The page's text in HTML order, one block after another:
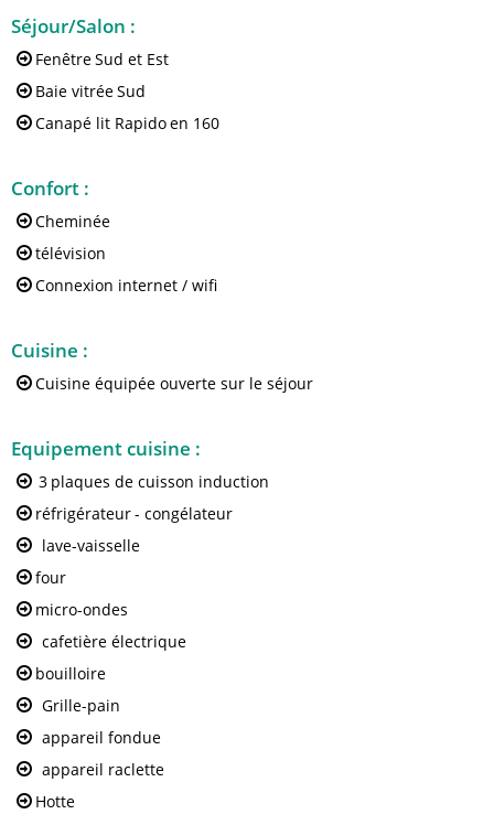
Séjour/Salon :
FenêtreSud et Est
Baie vitréeSud
Canapé lit Rapidoen 160
Confort :
Cheminée
télévision
Connexion internet / wifi
Cuisine :
Cuisine équipée ouverte sur le séjour
Equipement cuisine :
3 plaques de cuisson induction
réfrigérateur- congélateur
lave-vaisselle
four
micro-ondes
cafetière électrique
bouilloire
Grille-pain
appareil fondue
appareil raclette
Hotte